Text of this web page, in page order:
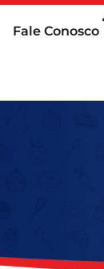
Fale Conosco